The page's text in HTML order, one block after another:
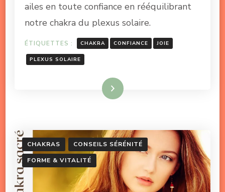
ailes en toute confiance en rééquilibrant
notre chakra du plexus solaire.
ÉTIQUETTES : CHAKRA CONFIANCE JOIE
PLEXUS SOLAIRE
Lire la suite
CHAKRAS
CONSEILS SÉRÉNITÉ
FORME & VITALITÉ